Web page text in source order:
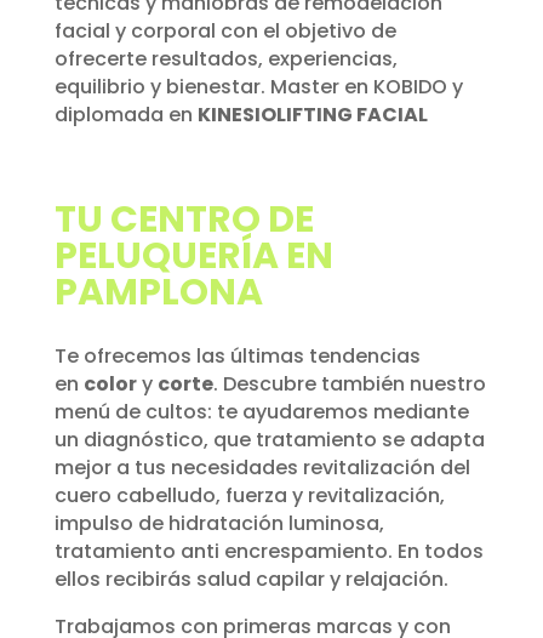
facial y corporal con el objetivo de
ofrecerte resultados, experiencias,
equilibrio y bienestar. Master en KOBIDO y
diplomada en KINESIOLIFTING FACIAL
TU CENTRO DE
PELUQUERÍA EN
PAMPLONA
Te ofrecemos las últimas tendencias
en colory corte. Descubre también nuestro
menú de cultos: te ayudaremos mediante
un diagnóstico, que tratamiento se adapta
mejor a tus necesidades revitalización del
cuero cabelludo, fuerza y revitalización,
impulso de hidratación luminosa,
tratamiento anti encrespamiento. En todos
ellos recibirás salud capilar y relajación.
Trabajamos con primeras marcas y con